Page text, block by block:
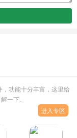
功能十分丰富，这里给
一下。
进入专区